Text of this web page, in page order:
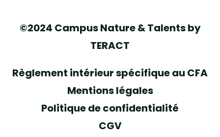
©2024 Campus Nature & Talents by
TERACT
Règlement intérieur spécifique au CFA
Mentions légales
Politique de confidentialité
CGV